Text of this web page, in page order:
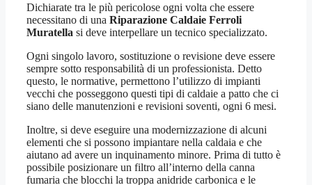
Dichiarate tra le più pericolose ogni volta che essere
necessitano di una Riparazione Caldaie Ferroli
Muratella si deve interpellare un tecnico specializzato.
Ogni singolo lavoro, sostituzione o revisione deve essere
sempre sotto responsabilità di un professionista. Detto
questo, le normative, permettono l’utilizzo di impianti
vecchi che posseggono questi tipi di caldaie a patto che ci
siano delle manutenzioni e revisioni soventi, ogni 6 mesi.
Inoltre, si deve eseguire una modernizzazione di alcuni
elementi che si possono impiantare nella caldaia e che
aiutano ad avere un inquinamento minore. Prima di tutto è
possibile posizionare un filtro all’interno della canna
fumaria che blocchi la troppa anidride carbonica e le